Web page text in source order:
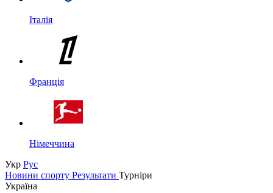
Італія
Франція
Німеччина
Укр Рус
Новини спорту Результати Турніри
Україна